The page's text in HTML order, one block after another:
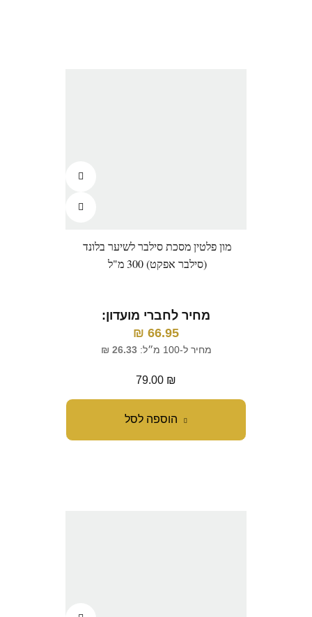
הוספה לסל
מון פלטין מסכת סילבר לשיער בלונד
(סילבר אפקט) 300 מ"ל
מחיר לחברי מועדון:
66.95
₪
מחיר ל-100 מ״ל: 26.33
₪
79.00 ₪